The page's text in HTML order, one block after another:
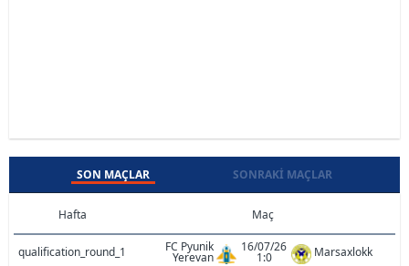
SON MAÇLAR SONRAKI MAÇLAR
Hafta Maç
qualification_round_1 FC Pyunik
Yerevan
16/07/26
1:0 Marsaxlokk